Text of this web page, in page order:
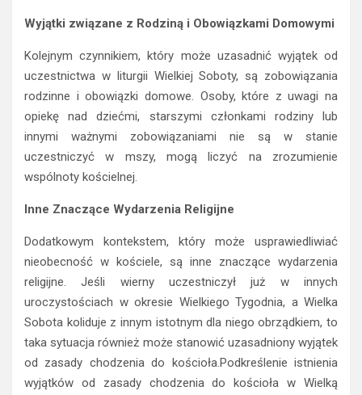
Wyjątki związane z Rodziną i Obowiązkami Domowymi
Kolejnym czynnikiem, który może uzasadnić wyjątek od
uczestnictwa w liturgii Wielkiej Soboty, są zobowiązania
rodzinne i obowiązki domowe. Osoby, które z uwagi na
opiekę nad dziećmi, starszymi członkami rodziny lub
innymi ważnymi zobowiązaniami nie są w stanie
uczestniczyć w mszy, mogą liczyć na zrozumienie
wspólnoty kościelnej.
Inne Znaczące Wydarzenia Religijne
Dodatkowym kontekstem, który może usprawiedliwiać
nieobecność w kościele, są inne znaczące wydarzenia
religijne. Jeśli wierny uczestniczył już w innych
uroczystościach w okresie Wielkiego Tygodnia, a Wielka
Sobota koliduje z innym istotnym dla niego obrządkiem, to
taka sytuacja również może stanowić uzasadniony wyjątek
od zasady chodzenia do kościoła.Podkreślenie istnienia
wyjątków od zasady chodzenia do kościoła w Wielką